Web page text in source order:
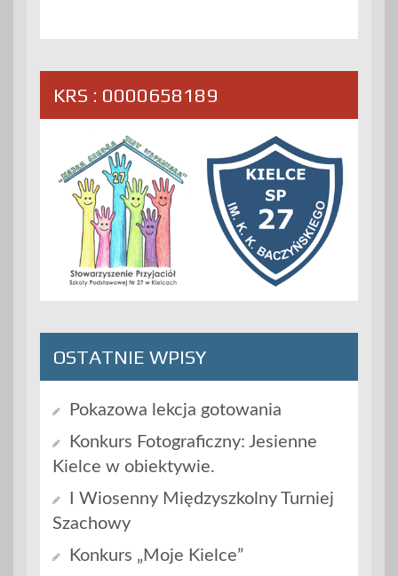
KRS : 0000658189
OSTATNIE WPISY
Pokazowa lekcja gotowania
Konkurs Fotograficzny: Jesienne
Kielce w obiektywie.
I Wiosenny Międzyszkolny Turniej
Szachowy
Konkurs „Moje Kielce”